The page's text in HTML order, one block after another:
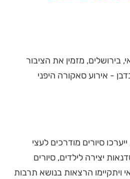
בירושלים, מזמין את הציבור
- אירוע סאקורה היפני
סיורים מודרכים לעצי
יצירה לילדים, סיורים
ויתקיימו הרצאות בנושא תרבות